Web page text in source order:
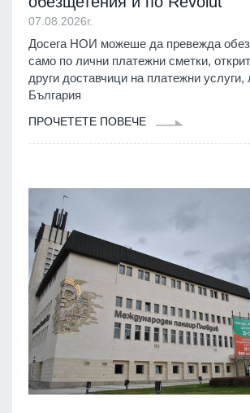
07.08.2026г.
Досега НОИ можеше да превежда
само по лични платежни сметки,
други доставчици на платежни услуги,
България
ПРОЧЕТЕТЕ ПОВЕЧЕ